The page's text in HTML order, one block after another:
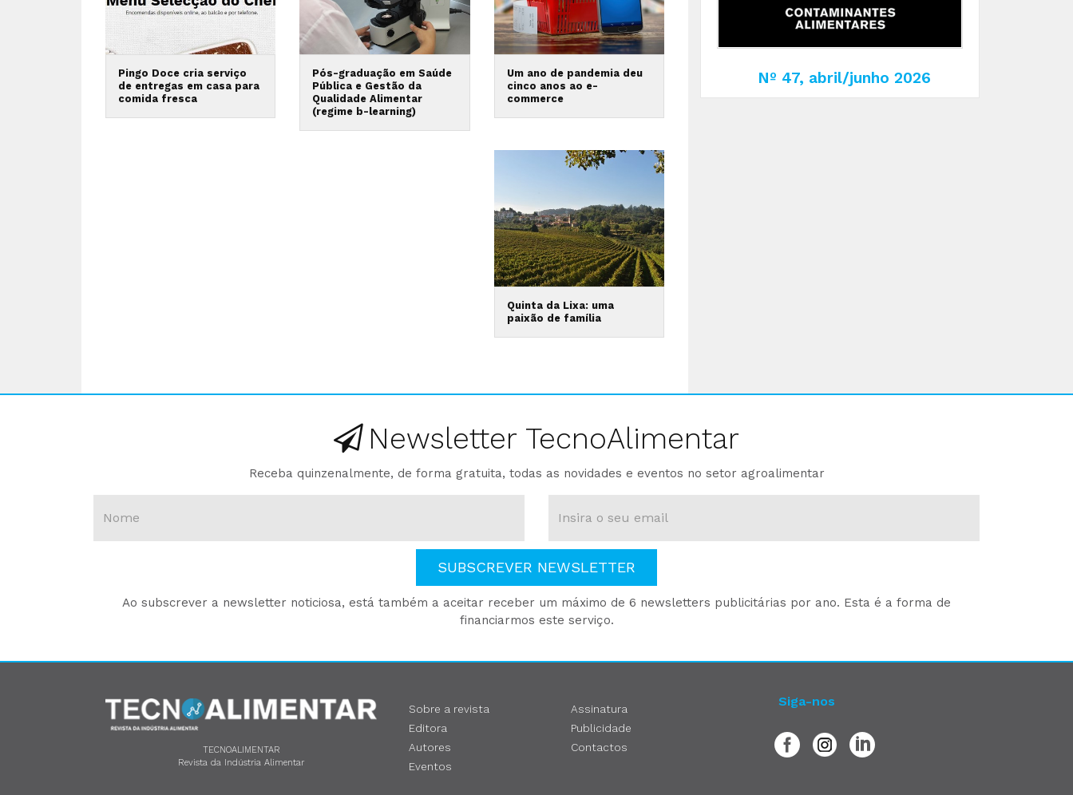
Pingo Doce cria serviço
de entregas em casa para
comida fresca
Pós-graduação em Saúde
Pública e Gestão da
Qualidade Alimentar
(regime b-learning)
Um ano de pandemia deu
cinco anos ao e-
commerce
Quinta da Lixa: uma
paixão de família
Nº 47, abril/junho 2026
Newsletter TecnoAlimentar
Receba quinzenalmente, de forma gratuita, todas as novidades e eventos no setor agroalimentar
SUBSCREVER NEWSLETTER
Ao subscrever a newsletter noticiosa, está também a aceitar receber um máximo de 6 newsletters publicitárias por ano. Esta é a forma de
financiarmos este serviço.
TECNOALIMENTAR
Revista da Indústria Alimentar
Sobre a revista
Editora
Autores
Eventos
Assinatura
Publicidade
Contactos
Siga-nos